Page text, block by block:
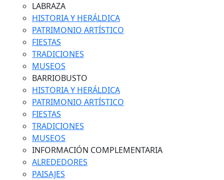
LABRAZA
HISTORIA Y HERÁLDICA
PATRIMONIO ARTÍSTICO
FIESTAS
TRADICIONES
MUSEOS
BARRIOBUSTO
HISTORIA Y HERÁLDICA
PATRIMONIO ARTÍSTICO
FIESTAS
TRADICIONES
MUSEOS
INFORMACIÓN COMPLEMENTARIA
ALREDEDORES
PAISAJES